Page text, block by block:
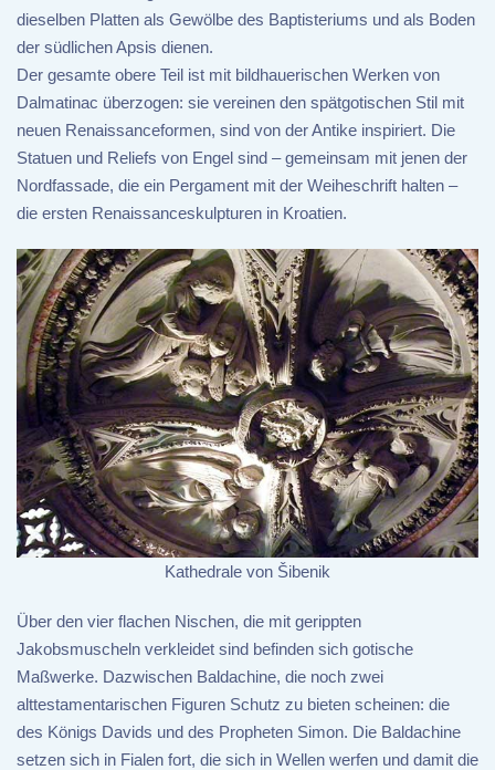
dieselben Platten als Gewölbe des Baptisteriums und als Boden
der südlichen Apsis dienen.
Der gesamte obere Teil ist mit bildhauerischen Werken von
Dalmatinac überzogen: sie vereinen den spätgotischen Stil mit
neuen Renaissanceformen, sind von der Antike inspiriert. Die
Statuen und Reliefs von Engel sind – gemeinsam mit jenen der
Nordfassade, die ein Pergament mit der Weiheschrift halten –
die ersten Renaissanceskulpturen in Kroatien.
Kathedrale von Šibenik
Über den vier flachen Nischen, die mit gerippten
Jakobsmuscheln verkleidet sind befinden sich gotische
Maßwerke. Dazwischen Baldachine, die noch zwei
alttestamentarischen Figuren Schutz zu bieten scheinen: die
des Königs Davids und des Propheten Simon. Die Baldachine
setzen sich in Fialen fort, die sich in Wellen werfen und damit die